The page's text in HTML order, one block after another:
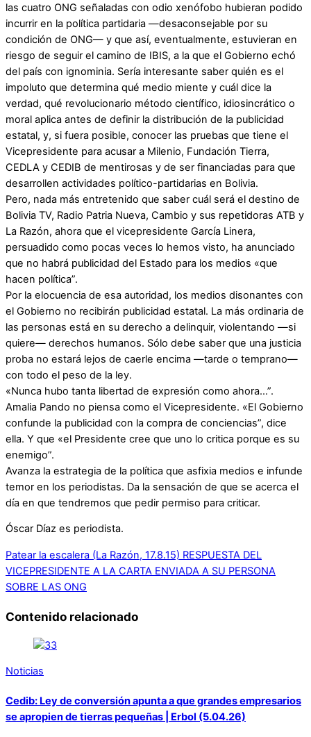
las cuatro ONG señaladas con odio xenófobo hubieran podido
incurrir en la política partidaria —desaconsejable por su
condición de ONG— y que así, eventualmente, estuvieran en
riesgo de seguir el camino de IBIS, a la que el Gobierno echó
del país con ignominia. Sería interesante saber quién es el
impoluto que determina qué medio miente y cuál dice la
verdad, qué revolucionario método científico, idiosincrático o
moral aplica antes de definir la distribución de la publicidad
estatal, y, si fuera posible, conocer las pruebas que tiene el
Vicepresidente para acusar a Milenio, Fundación Tierra,
CEDLA y CEDIB de mentirosas y de ser financiadas para que
desarrollen actividades político-partidarias en Bolivia.
Pero, nada más entretenido que saber cuál será el destino de
Bolivia TV, Radio Patria Nueva, Cambio y sus repetidoras ATB y
La Razón, ahora que el vicepresidente García Linera,
persuadido como pocas veces lo hemos visto, ha anunciado
que no habrá publicidad del Estado para los medios «que
hacen política”.
Por la elocuencia de esa autoridad, los medios disonantes con
el Gobierno no recibirán publicidad estatal. La más ordinaria de
las personas está en su derecho a delinquir, violentando —si
quiere— derechos humanos. Sólo debe saber que una justicia
proba no estará lejos de caerle encima —tarde o temprano—
con todo el peso de la ley.
«Nunca hubo tanta libertad de expresión como ahora…”.
Amalia Pando no piensa como el Vicepresidente. «El Gobierno
confunde la publicidad con la compra de conciencias”, dice
ella. Y que «el Presidente cree que uno lo critica porque es su
enemigo”.
Avanza la estrategia de la política que asfixia medios e infunde
temor en los periodistas. Da la sensación de que se acerca el
día en que tendremos que pedir permiso para criticar.
Óscar Díaz es periodista.
Patear la escalera (La Razón, 17.8.15) RESPUESTA DEL
VICEPRESIDENTE A LA CARTA ENVIADA A SU PERSONA
SOBRE LAS ONG
Contenido relacionado
Noticias
Cedib: Ley de conversión apunta a que grandes empresarios
se apropien de tierras pequeñas | Erbol (5.04.26)